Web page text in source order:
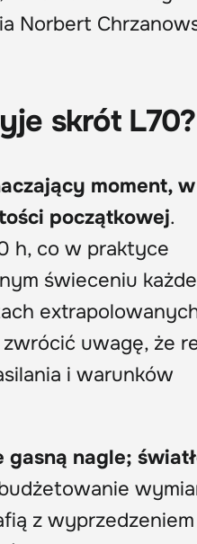
Norbert
skrót L70?
moment, w
początkowej.
h, co w praktyce
świeceniu
uwagę, że
i warunków
nagle;
z wyprzedzeniem